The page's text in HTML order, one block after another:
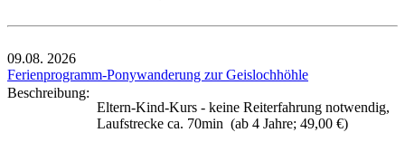
09.08. 2026
Ferienprogramm-Ponywanderung zur Geislochhöhle
Beschreibung:
Eltern-Kind-Kurs - keine Reiterfahrung notwendig,
Laufstrecke ca. 70min (ab 4 Jahre; 49,00 €)